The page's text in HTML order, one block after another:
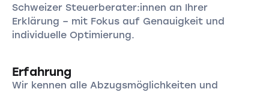
Schweizer Steuerberater:innen an Ihrer
Erklärung – mit Fokus auf Genauigkeit und
individuelle Optimierung.
Erfahrung
Wir kennen alle Abzugsmöglichkeiten und